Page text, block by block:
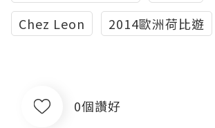
Chez Leon
2014歐洲荷比遊
0個讚好